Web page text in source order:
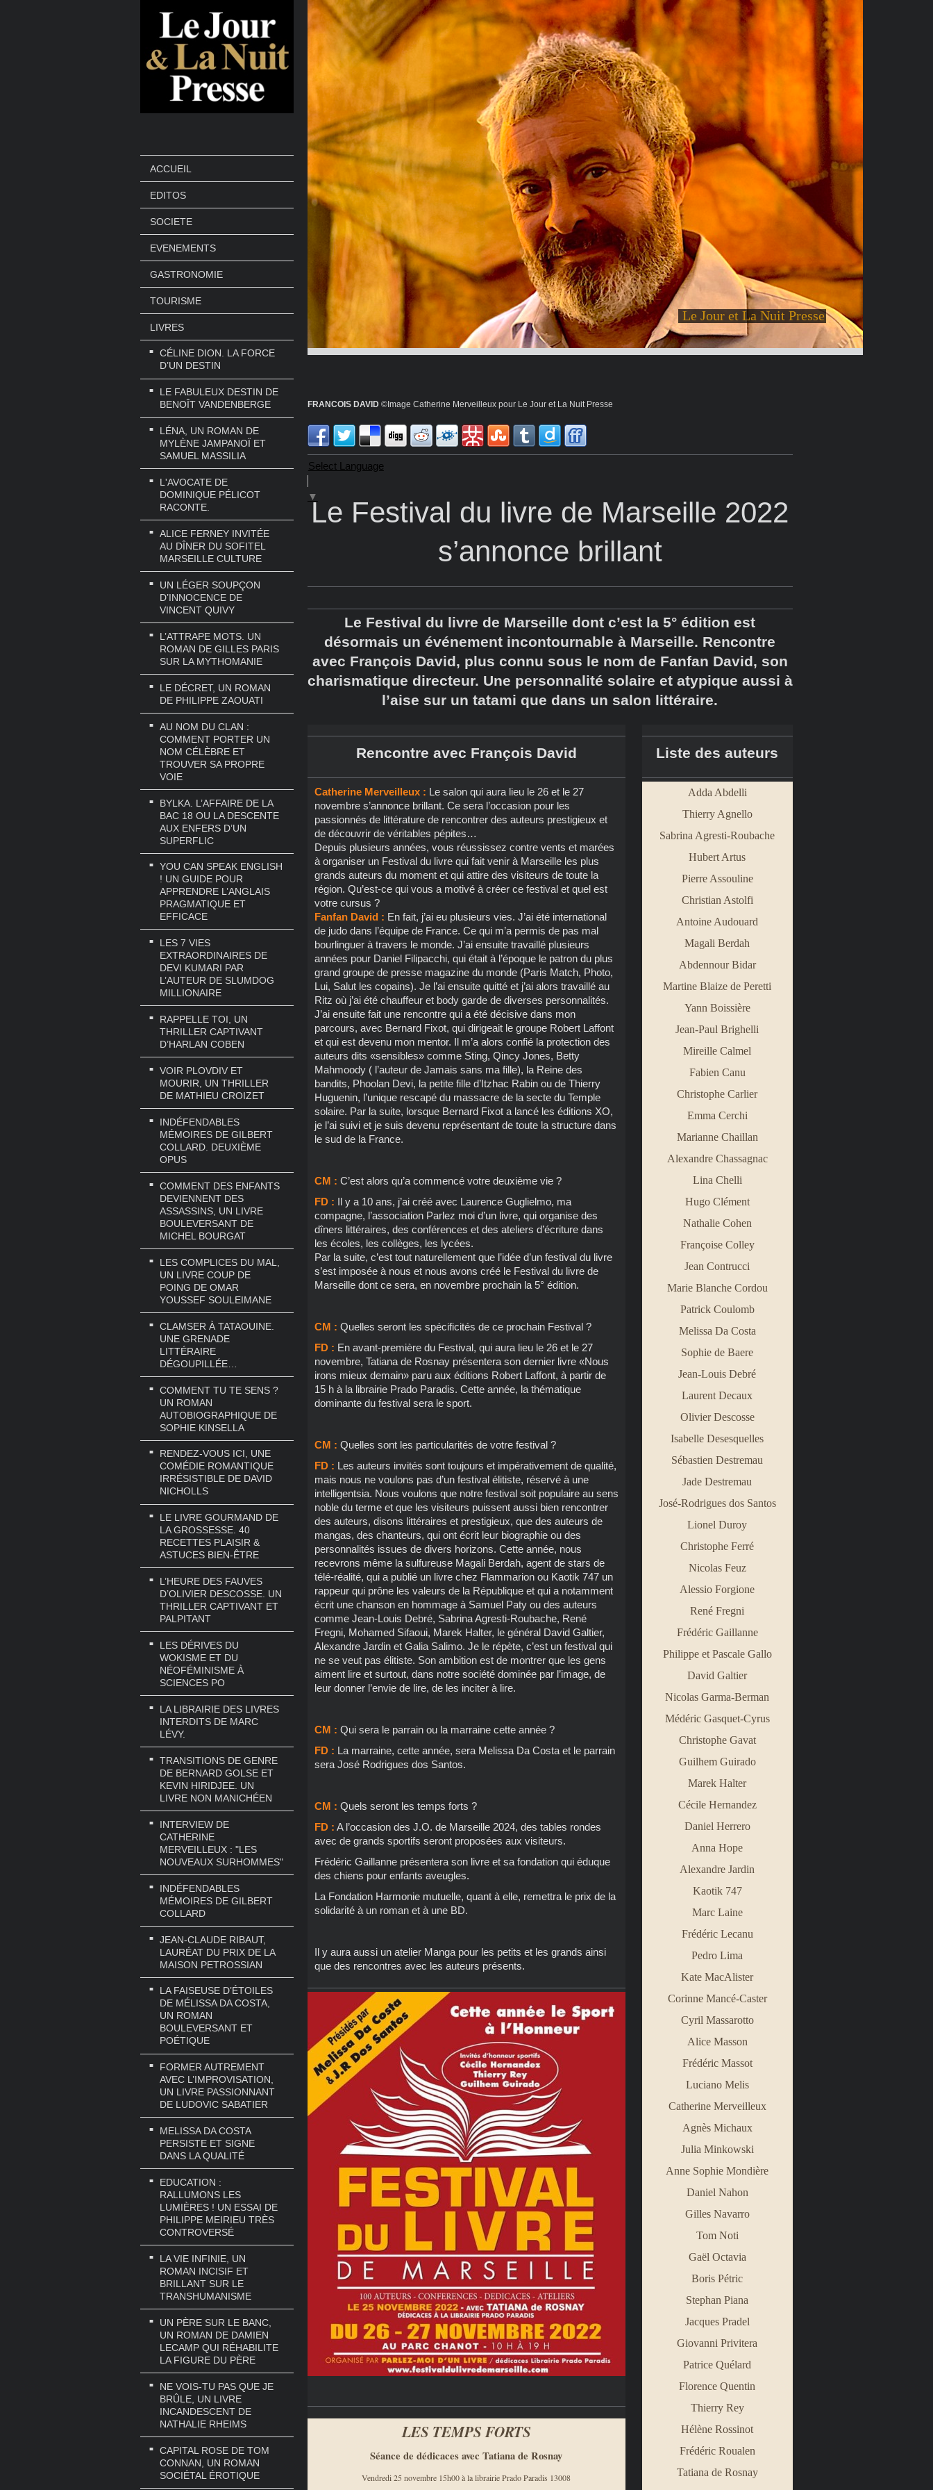
ACCUEIL
EDITOS
SOCIETE
EVENEMENTS
GASTRONOMIE
TOURISME
LIVRES
CÉLINE DION. LA FORCE
D’UN DESTIN
LE FABULEUX DESTIN DE
BENOÎT VANDENBERGE
LÉNA, UN ROMAN DE
MYLÈNE JAMPANOÏ ET
SAMUEL MASSILIA
L'AVOCATE DE
DOMINIQUE PÉLICOT
RACONTE.
ALICE FERNEY INVITÉE
AU DÎNER DU SOFITEL
MARSEILLE CULTURE
UN LÉGER SOUPÇON
D’INNOCENCE DE
VINCENT QUIVY
L’ATTRAPE MOTS. UN
ROMAN DE GILLES PARIS
SUR LA MYTHOMANIE
LE DÉCRET, UN ROMAN
DE PHILIPPE ZAOUATI
AU NOM DU CLAN :
COMMENT PORTER UN
NOM CÉLÈBRE ET
TROUVER SA PROPRE
VOIE
BYLKA. L’AFFAIRE DE LA
BAC 18 OU LA DESCENTE
AUX ENFERS D’UN
SUPERFLIC
YOU CAN SPEAK ENGLISH
! UN GUIDE POUR
APPRENDRE L’ANGLAIS
PRAGMATIQUE ET
EFFICACE
LES 7 VIES
EXTRAORDINAIRES DE
DEVI KUMARI PAR
L’AUTEUR DE SLUMDOG
MILLIONAIRE
RAPPELLE TOI, UN
THRILLER CAPTIVANT
D’HARLAN COBEN
VOIR PLOVDIV ET
MOURIR, UN THRILLER
DE MATHIEU CROIZET
INDÉFENDABLES
MÉMOIRES DE GILBERT
COLLARD. DEUXIÈME
OPUS
COMMENT DES ENFANTS
DEVIENNENT DES
ASSASSINS, UN LIVRE
BOULEVERSANT DE
MICHEL BOURGAT
LES COMPLICES DU MAL,
UN LIVRE COUP DE
POING DE OMAR
YOUSSEF SOULEIMANE
CLAMSER À TATAOUINE.
UNE GRENADE
LITTÉRAIRE
DÉGOUPILLÉE…
COMMENT TU TE SENS ?
UN ROMAN
AUTOBIOGRAPHIQUE DE
SOPHIE KINSELLA
RENDEZ-VOUS ICI, UNE
COMÉDIE ROMANTIQUE
IRRÉSISTIBLE DE DAVID
NICHOLLS
LE LIVRE GOURMAND DE
LA GROSSESSE. 40
RECETTES PLAISIR &
ASTUCES BIEN-ÊTRE
L’HEURE DES FAUVES
D’OLIVIER DESCOSSE. UN
THRILLER CAPTIVANT ET
PALPITANT
LES DÉRIVES DU
WOKISME ET DU
NÉOFÉMINISME À
SCIENCES PO
LA LIBRAIRIE DES LIVRES
INTERDITS DE MARC
LÉVY.
TRANSITIONS DE GENRE
DE BERNARD GOLSE ET
KEVIN HIRIDJEE. UN
LIVRE NON MANICHÉEN
INTERVIEW DE
CATHERINE
MERVEILLEUX : "LES
NOUVEAUX SURHOMMES"
INDÉFENDABLES
MÉMOIRES DE GILBERT
COLLARD
JEAN-CLAUDE RIBAUT,
LAURÉAT DU PRIX DE LA
MAISON PETROSSIAN
LA FAISEUSE D’ÉTOILES
DE MÉLISSA DA COSTA,
UN ROMAN
BOULEVERSANT ET
POÉTIQUE
FORMER AUTREMENT
AVEC L’IMPROVISATION,
UN LIVRE PASSIONNANT
DE LUDOVIC SABATIER
MELISSA DA COSTA
PERSISTE ET SIGNE
DANS LA QUALITÉ
EDUCATION :
RALLUMONS LES
LUMIÈRES ! UN ESSAI DE
PHILIPPE MEIRIEU TRÈS
CONTROVERSÉ
LA VIE INFINIE, UN
ROMAN INCISIF ET
BRILLANT SUR LE
TRANSHUMANISME
UN PÈRE SUR LE BANC,
UN ROMAN DE DAMIEN
LECAMP QUI RÉHABILITE
LA FIGURE DU PÈRE
NE VOIS-TU PAS QUE JE
BRÛLE, UN LIVRE
INCANDESCENT DE
NATHALIE RHEIMS
CAPITAL ROSE DE TOM
CONNAN, UN ROMAN
SOCIÉTAL ÉROTIQUE
Le Jour et La Nuit Presse
FRANCOIS DAVID©Image Catherine Merveilleux pour Le Jour et La Nuit Presse
Select Language
▼
Le Festival du livre de Marseille 2022
s’annonce brillant
Le Festival du livre de Marseille dont c’est la 5° édition est
désormais un événement incontournable à Marseille. Rencontre
avec François David, plus connu sous le nom de Fanfan David, son
charismatique directeur. Une personnalité solaire et atypique aussi à
l’aise sur un tatami que dans un salon littéraire.
Rencontre avec François David
Catherine Merveilleux : Le salon qui aura lieu le 26 et le 27
novembre s’annonce brillant. Ce sera l’occasion pour les
passionnés de littérature de rencontrer des auteurs prestigieux et
de découvrir de véritables pépites…
Depuis plusieurs années, vous réussissez contre vents et marées
à organiser un Festival du livre qui fait venir à Marseille les plus
grands auteurs du moment et qui attire des visiteurs de toute la
région. Qu’est-ce qui vous a motivé à créer ce festival et quel est
votre cursus ?
Fanfan David : En fait, j’ai eu plusieurs vies. J’ai été international
de judo dans l’équipe de France. Ce qui m’a permis de pas mal
bourlinguer à travers le monde. J’ai ensuite travaillé plusieurs
années pour Daniel Filipacchi, qui était à l’époque le patron du plus
grand groupe de presse magazine du monde (Paris Match, Photo,
Lui, Salut les copains). Je l’ai ensuite quitté et j’ai alors travaillé au
Ritz où j’ai été chauffeur et body garde de diverses personnalités.
J’ai ensuite fait une rencontre qui a été décisive dans mon
parcours, avec Bernard Fixot, qui dirigeait le groupe Robert Laffont
et qui est devenu mon mentor. Il m’a alors confié la protection des
auteurs dits «sensibles» comme Sting, Qincy Jones, Betty
Mahmoody ( l’auteur de Jamais sans ma fille), la Reine des
bandits, Phoolan Devi, la petite fille d’Itzhac Rabin ou de Thierry
Huguenin, l’unique rescapé du massacre de la secte du Temple
solaire. Par la suite, lorsque Bernard Fixot a lancé les éditions XO,
je l’ai suivi et je suis devenu représentant de toute la structure dans
le sud de la France.
CM : C’est alors qu’a commencé votre deuxième vie ?
FD : Il y a 10 ans, j’ai créé avec Laurence Guglielmo, ma
compagne, l’association Parlez moi d’un livre, qui organise des
dîners littéraires, des conférences et des ateliers d’écriture dans
les écoles, les collèges, les lycées.
Par la suite, c’est tout naturellement que l’idée d’un festival du livre
s’est imposée à nous et nous avons créé le Festival du livre de
Marseille dont ce sera, en novembre prochain la 5° édition.
CM : Quelles seront les spécificités de ce prochain Festival ?
FD : En avant-première du Festival, qui aura lieu le 26 et le 27
novembre, Tatiana de Rosnay présentera son dernier livre «Nous
irons mieux demain» paru aux éditions Robert Laffont, à partir de
15 h à la librairie Prado Paradis. Cette année, la thématique
dominante du festival sera le sport.
CM : Quelles sont les particularités de votre festival ?
FD : Les auteurs invités sont toujours et impérativement de qualité,
mais nous ne voulons pas d’un festival élitiste, réservé à une
intelligentsia. Nous voulons que notre festival soit populaire au sens
noble du terme et que les visiteurs puissent aussi bien rencontrer
des auteurs, disons littéraires et prestigieux, que des auteurs de
mangas, des chanteurs, qui ont écrit leur biographie ou des
personnalités issues de divers horizons. Cette année, nous
recevrons même la sulfureuse Magali Berdah, agent de stars de
télé-réalité, qui a publié un livre chez Flammarion ou Kaotik 747 un
rappeur qui prône les valeurs de la République et qui a notamment
écrit une chanson en hommage à Samuel Paty ou des auteurs
comme Jean-Louis Debré, Sabrina Agresti-Roubache, René
Fregni, Mohamed Sifaoui, Marek Halter, le général David Galtier,
Alexandre Jardin et Galia Salimo. Je le répète, c’est un festival qui
ne se veut pas élitiste. Son ambition est de montrer que les gens
aiment lire et surtout, dans notre société dominée par l’image, de
leur donner l’envie de lire, de les inciter à lire.
CM : Qui sera le parrain ou la marraine cette année ?
FD : La marraine, cette année, sera Melissa Da Costa et le parrain
sera José Rodrigues dos Santos.
CM : Quels seront les temps forts ?
FD : A l’occasion des J.O. de Marseille 2024, des tables rondes
avec de grands sportifs seront proposées aux visiteurs.
Frédéric Gaillanne présentera son livre et sa fondation qui éduque
des chiens pour enfants aveugles.
La Fondation Harmonie mutuelle, quant à elle, remettra le prix de la
solidarité à un roman et à une BD.
Il y aura aussi un atelier Manga pour les petits et les grands ainsi
que des rencontres avec les auteurs présents.
LES TEMPS FORTS
Séance de dédicaces avec Tatiana de Rosnay
Vendredi 25 novembre 15h00 à la librairie Prado Paradis 13008
Liste des auteurs
Adda Abdelli
Thierry Agnello
Sabrina Agresti-Roubache
Hubert Artus
Pierre Assouline
Christian Astolfi
Antoine Audouard
Magali Berdah
Abdennour Bidar
Martine Blaize de Peretti
Yann Boissière
Jean-Paul Brighelli
Mireille Calmel
Fabien Canu
Christophe Carlier
Emma Cerchi
Marianne Chaillan
Alexandre Chassagnac
Lina Chelli
Hugo Clément
Nathalie Cohen
Françoise Colley
Jean Contrucci
Marie Blanche Cordou
Patrick Coulomb
Melissa Da Costa
Sophie de Baere
Jean-Louis Debré
Laurent Decaux
Olivier Descosse
Isabelle Desesquelles
Sébastien Destremau
Jade Destremau
José-Rodrigues dos Santos
Lionel Duroy
Christophe Ferré
Nicolas Feuz
Alessio Forgione
René Fregni
Frédéric Gaillanne
Philippe et Pascale Gallo
David Galtier
Nicolas Garma-Berman
Médéric Gasquet-Cyrus
Christophe Gavat
Guilhem Guirado
Marek Halter
Cécile Hernandez
Daniel Herrero
Anna Hope
Alexandre Jardin
Kaotik 747
Marc Laine
Frédéric Lecanu
Pedro Lima
Kate MacAlister
Corinne Mancé-Caster
Cyril Massarotto
Alice Masson
Frédéric Massot
Luciano Melis
Catherine Merveilleux
Agnès Michaux
Julia Minkowski
Anne Sophie Mondière
Daniel Nahon
Gilles Navarro
Tom Noti
Gaël Octavia
Boris Pétric
Stephan Piana
Jacques Pradel
Giovanni Privitera
Patrice Quélard
Florence Quentin
Thierry Rey
Hélène Rossinot
Frédéric Roualen
Tatiana de Rosnay